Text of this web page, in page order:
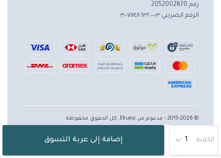
الكمية إضافة إلى عربة التسوق
رقم 2052002870
الرقم الضريبي ٣٠٠٧٧٤٨٦٣٢٠٠٠٠٣
© 2015-2026 - مدعوم من Ekuep. كل الحقوق محفوظة